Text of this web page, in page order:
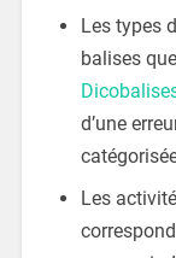
Les types
balises
d’une
Les